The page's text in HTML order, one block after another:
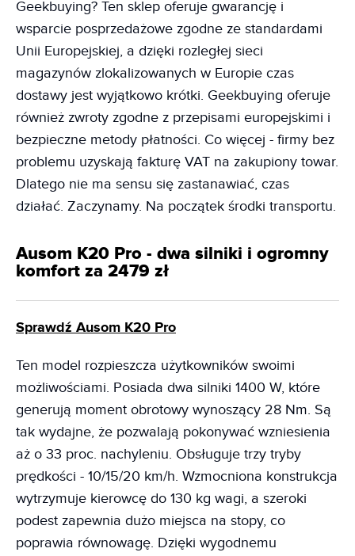
Geekbuying? Ten sklep oferuje gwarancję i
wsparcie posprzedażowe zgodne ze standardami
Unii Europejskiej, a dzięki rozległej sieci
magazynów zlokalizowanych w Europie czas
dostawy jest wyjątkowo krótki. Geekbuying oferuje
również zwroty zgodne z przepisami europejskimi i
bezpieczne metody płatności. Co więcej - firmy bez
problemu uzyskają fakturę VAT na zakupiony towar.
Dlatego nie ma sensu się zastanawiać, czas
działać. Zaczynamy. Na początek środki transportu.
Ausom K20 Pro - dwa silniki i ogromny
komfort za 2479 zł
Sprawdź Ausom K20 Pro
Ten model rozpieszcza użytkowników swoimi
możliwościami. Posiada dwa silniki 1400 W, które
generują moment obrotowy wynoszący 28 Nm. Są
tak wydajne, że pozwalają pokonywać wzniesienia
aż o 33 proc. nachyleniu. Obsługuje trzy tryby
prędkości - 10/15/20 km/h. Wzmocniona konstrukcja
wytrzymuje kierowcę do 130 kg wagi, a szeroki
podest zapewnia dużo miejsca na stopy, co
poprawia równowagę. Dzięki wygodnemu